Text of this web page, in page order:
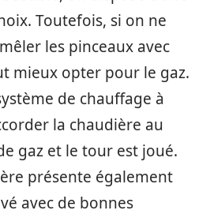
Toutefois, si on ne
les pinceaux avec
mieux opter pour le gaz.
de chauffage à
la chaudière au
gaz et le tour est joué.
présente également
avec de bonnes